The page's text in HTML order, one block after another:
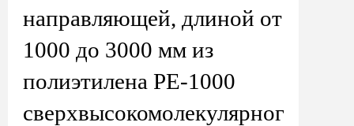
направляющей, длиной от
1000 до 3000 мм из
полиэтилена PE-1000
сверхвысокомолекулярного